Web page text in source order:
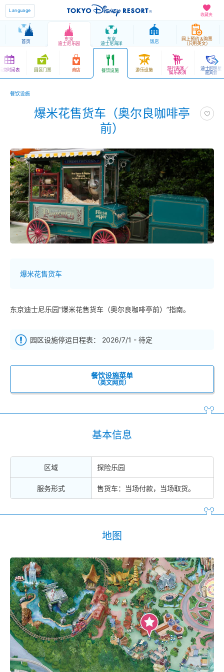
收藏夹
Language
首页 东京
迪士尼乐园
东京
迪士尼海洋 饭店 网上预约＆购票
（只用英文）
营时间表 园区门票 商店 餐饮设施 游乐设施 游行表演／
娱乐表演
迪士尼明星
迎宾会
餐饮设施
爆米花售货车（奥尔良咖啡亭
前）
爆米花售货车
东京迪士尼乐园“爆米花售货车（奥尔良咖啡亭前）”指南。
园区设施停运日程表： 2026/7/1 - 待定
餐饮设施菜单
（英文网页）
基本信息
区域 探险乐园
服务形式 售货车：当场付款，当场取货。
地图